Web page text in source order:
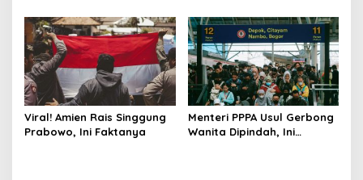
Viral! Amien Rais Singgung
Prabowo, Ini Faktanya
Menteri PPPA Usul Gerbong
Wanita Dipindah, Ini